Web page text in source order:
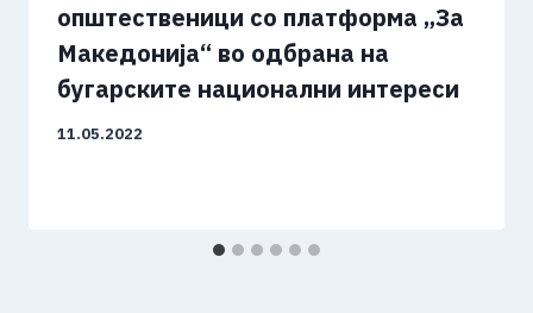
општественици со платформа „За
Македонија“ во одбрана на
бугарските национални интереси
11.05.2022